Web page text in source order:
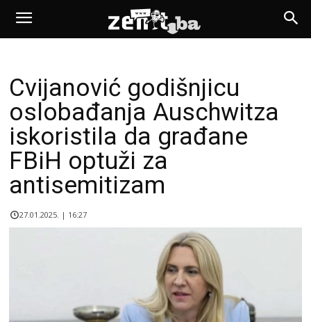
Cvijanović godišnjicu
oslobađanja Auschwitza
iskoristila da građane
FBiH optuži za
antisemitizam
27.01.2025. | 16:27